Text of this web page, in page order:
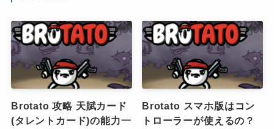
Brotato 攻略 天賦カード
(タレントカード)の能力一
Brotato スマホ版はコン
トローラーが使えるの？